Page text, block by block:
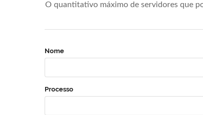
O quantitativo máximo de servidores que
Nome
Processo